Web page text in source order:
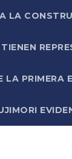
LA
PRIMERA